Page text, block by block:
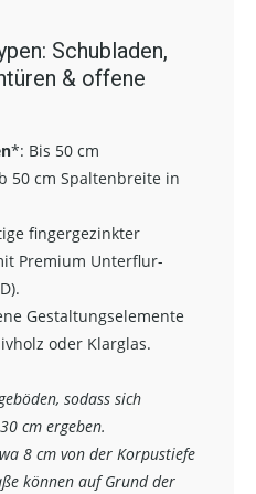
Schubladen,
& offene
*: Bis 50 cm
50 cm Spaltenbreite in
fingergezinkter
Premium Unterflur-
Gestaltungselemente
oder Klarglas.
sodass sich
cm ergeben.
8 cm von der Korpustiefe
können auf Grund der